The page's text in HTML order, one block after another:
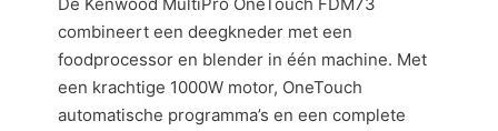
combineert een deegkneder met een
foodprocessor en blender in één machine. Met
een krachtige 1000W motor, OneTouch
automatische programma’s en een complete